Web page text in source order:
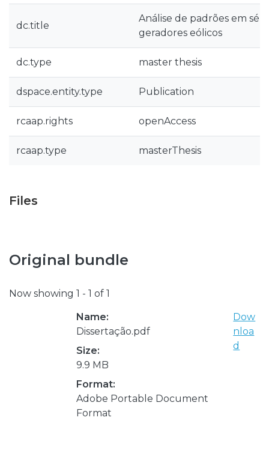
dc.title
Análise de padrões em
geradores eólicos
dc.type master thesis
dspace.entity.type Publication
rcaap.rights openAccess
rcaap.type masterThesis
Files
Original bundle
Now showing 1 - 1 of 1
Name:
Dissertação.pdf
Size:
9.9 MB
Format:
Adobe Portable Document
Format
Dow
nloa
d